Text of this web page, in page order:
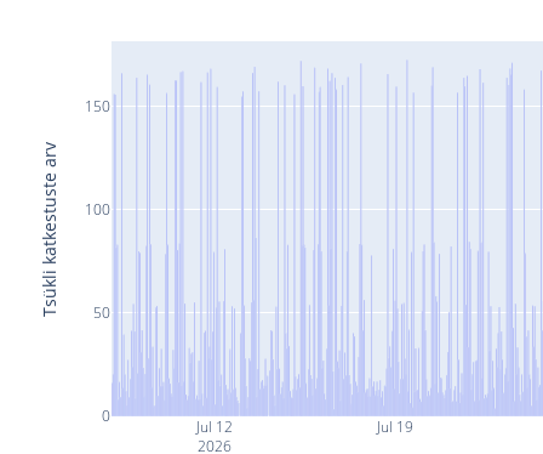
Jul 12
2026
Jul 19
0
50
100
150
Tsükli katkestuste arv